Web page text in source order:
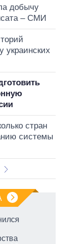
добычу
– СМИ
украинских
стран
системы